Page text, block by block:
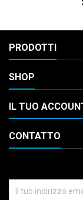
PRODOTTI
SHOP
IL TUO
CONTATTO